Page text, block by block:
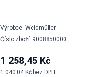
Výrobce: Weidmüller
Číslo zboží: 9008850000
1 258,45 Kč
1 040,04 Kč bez DPH